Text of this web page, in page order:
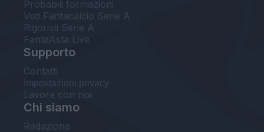
Probabili formazioni
Voti Fantacalcio Serie A
Rigoristi Serie A
FantaAsta Live
Supporto
Contatti
Impostazioni privacy
Lavora con noi
Chi siamo
Redazione